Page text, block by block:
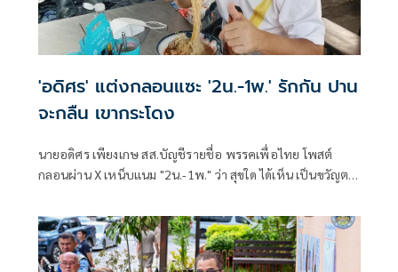
'อดิศร' แต่งกลอนแซะ '2น.-1พ.' รักกัน ปาน
จะกลืน เขากระโดง
นายอดิศร เพียงเกษ สส.บัญชีรายชื่อ พรรคเพื่อไทย โพสต์
กลอนผ่าน X เหน็บแนม "2น.-1พ." ว่า สุขใด ได้เห็น เป็นขวัญตา